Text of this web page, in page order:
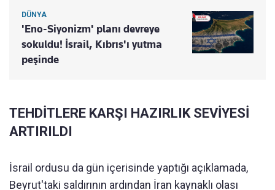
DÜNYA
'Eno-Siyonizm' planı devreye
sokuldu! İsrail, Kıbrıs'ı yutma
peşinde
TEHDİTLERE KARŞI HAZIRLIK SEVİYESİ
ARTIRILDI
İsrail ordusu da gün içerisinde yaptığı açıklamada,
Beyrut'taki saldırının ardından İran kaynaklı olası